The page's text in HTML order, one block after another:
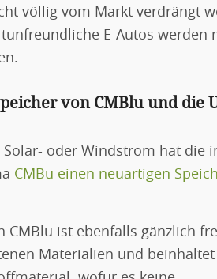
völlig vom Markt verdrängt
E-Autos werden
von CMBlu und die
Solar- oder Windstrom hat die
CMBu einen neuartigen
CMBlu ist ebenfalls gänzlich
Materialien und